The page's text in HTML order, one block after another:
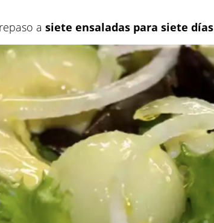
asiete ensaladas para siete días